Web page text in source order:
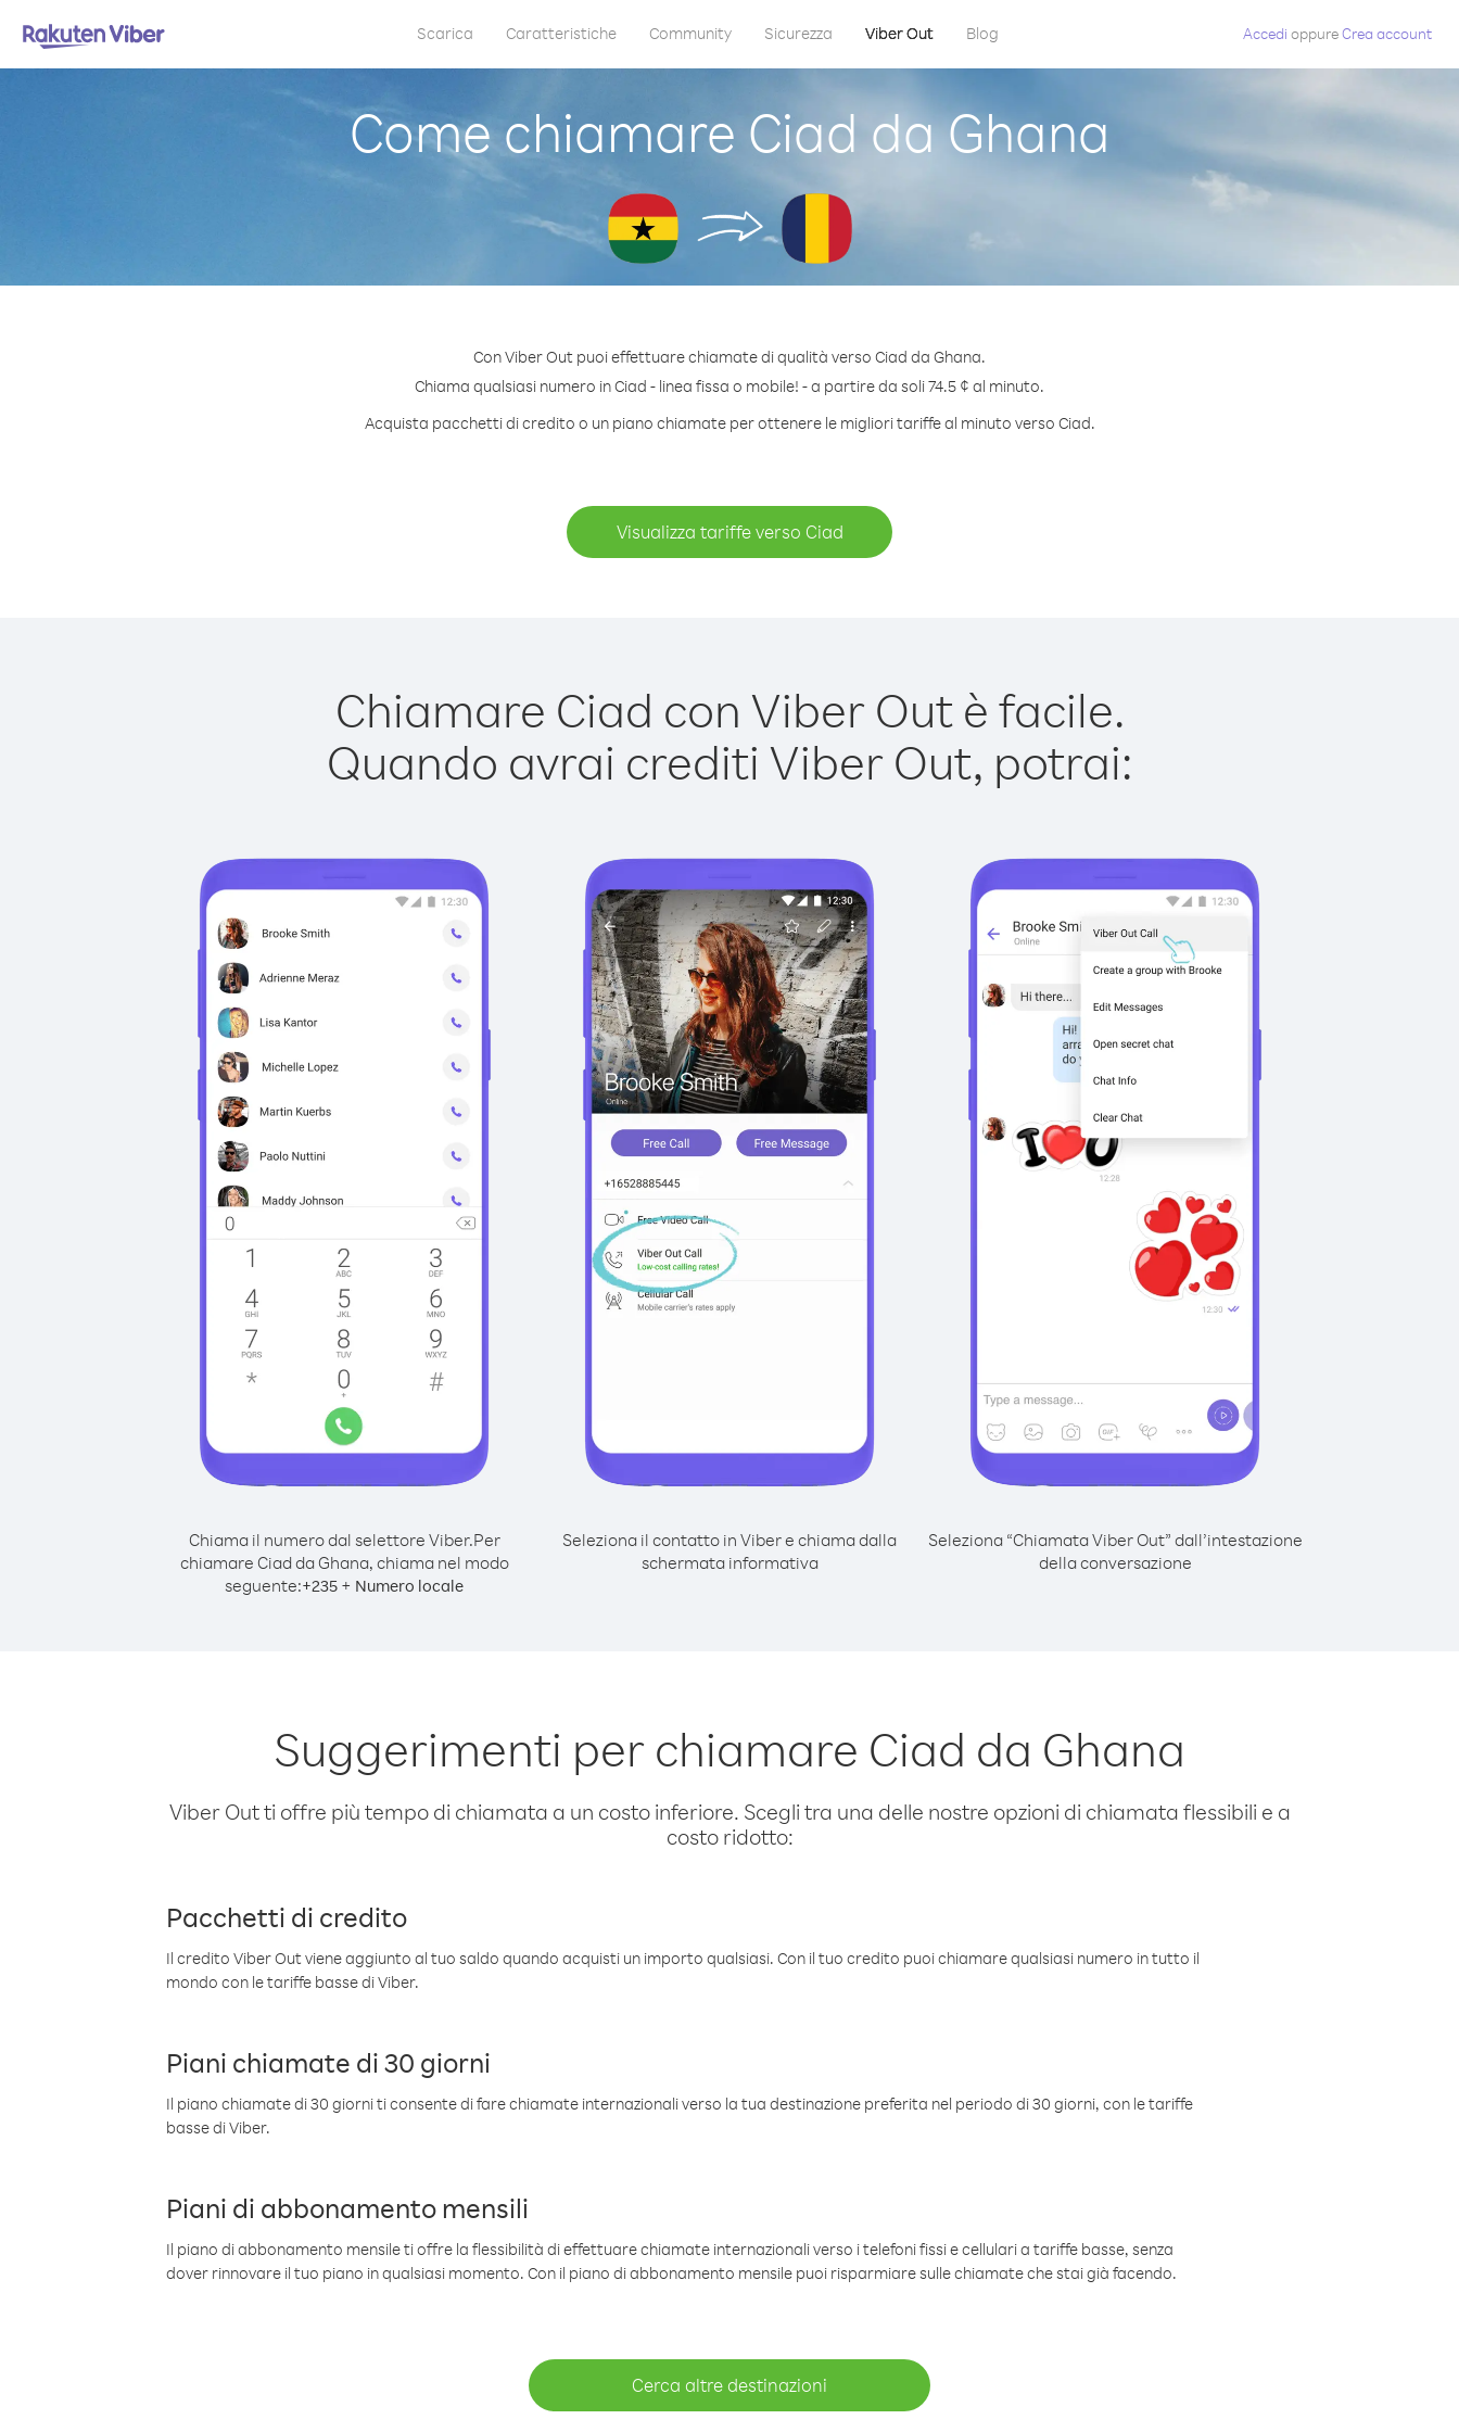
Scarica Caratteristiche Community Sicurezza Viber Out Blog Accedi oppureCrea account
Come chiamare Ciad da Ghana
Con Viber Out puoi effettuare chiamate di qualità verso Ciad da Ghana.
Chiama qualsiasi numero in Ciad - linea fissa o mobile! - a partire da soli 74.5 ¢ al minuto.
Acquista pacchetti di credito o un piano chiamate per ottenere le migliori tariffe al minuto verso Ciad.
Visualizza tariffe verso Ciad
Chiamare Ciad con Viber Out è facile.
Quando avrai crediti Viber Out, potrai:
Chiama il numero dal selettore Viber.Per
chiamare Ciad da Ghana, chiama nel modo
seguente:+235 + Numero locale
Seleziona il contatto in Viber e chiama dalla
schermata informativa
Seleziona “Chiamata Viber Out” dall’intestazione
della conversazione
Suggerimenti per chiamare Ciad da Ghana
Viber Out ti offre più tempo di chiamata a un costo inferiore. Scegli tra una delle nostre opzioni di chiamata flessibili e a
costo ridotto:
Pacchetti di credito
Il credito Viber Out viene aggiunto al tuo saldo quando acquisti un importo qualsiasi. Con il tuo credito puoi chiamare qualsiasi numero in tutto il
mondo con le tariffe basse di Viber.
Piani chiamate di 30 giorni
Il piano chiamate di 30 giorni ti consente di fare chiamate internazionali verso la tua destinazione preferita nel periodo di 30 giorni, con le tariffe
basse di Viber.
Piani di abbonamento mensili
Il piano di abbonamento mensile ti offre la flessibilità di effettuare chiamate internazionali verso i telefoni fissi e cellulari a tariffe basse, senza
dover rinnovare il tuo piano in qualsiasi momento. Con il piano di abbonamento mensile puoi risparmiare sulle chiamate che stai già facendo.
Cerca altre destinazioni